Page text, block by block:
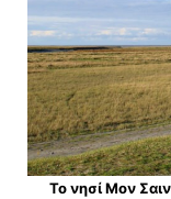
Το νησί Μον